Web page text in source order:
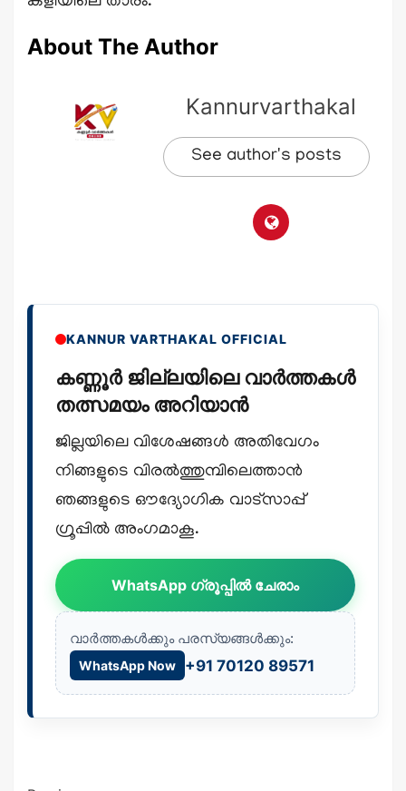
About The Author
Kannurvarthakal
See author's posts
KANNUR VARTHAKAL OFFICIAL
കണ്ണൂർ ജില്ലയിലെ വാർത്തകൾ
തത്സമയം അറിയാൻ
ജില്ലയിലെ വിശേഷങ്ങൾ അതിവേഗം
നിങ്ങളുടെ വിരൽത്തുമ്പിലെത്താൻ
ഞങ്ങളുടെ ഔദ്യോഗിക വാട്സാപ്പ്
ഗ്രൂപ്പിൽ അംഗമാകൂ.
WhatsApp ഗ്രൂപ്പിൽ ചേരാം
വാർത്തകൾക്കും പരസ്യങ്ങൾക്കും:
WhatsApp Now +91 70120 89571